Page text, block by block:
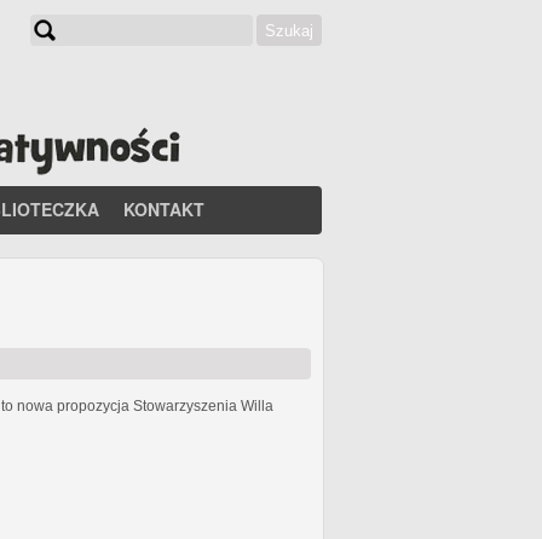
Szukaj
KONTAKT
to nowa propozycja Stowarzyszenia Willa